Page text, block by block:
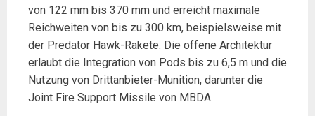
von 122 mm bis 370 mm und erreicht maximale
Reichweiten von bis zu 300 km, beispielsweise mit
der Predator Hawk-Rakete. Die offene Architektur
erlaubt die Integration von Pods bis zu 6,5 m und die
Nutzung von Drittanbieter-Munition, darunter die
Joint Fire Support Missile von MBDA.